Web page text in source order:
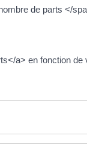
de parts </
a> en fonction de